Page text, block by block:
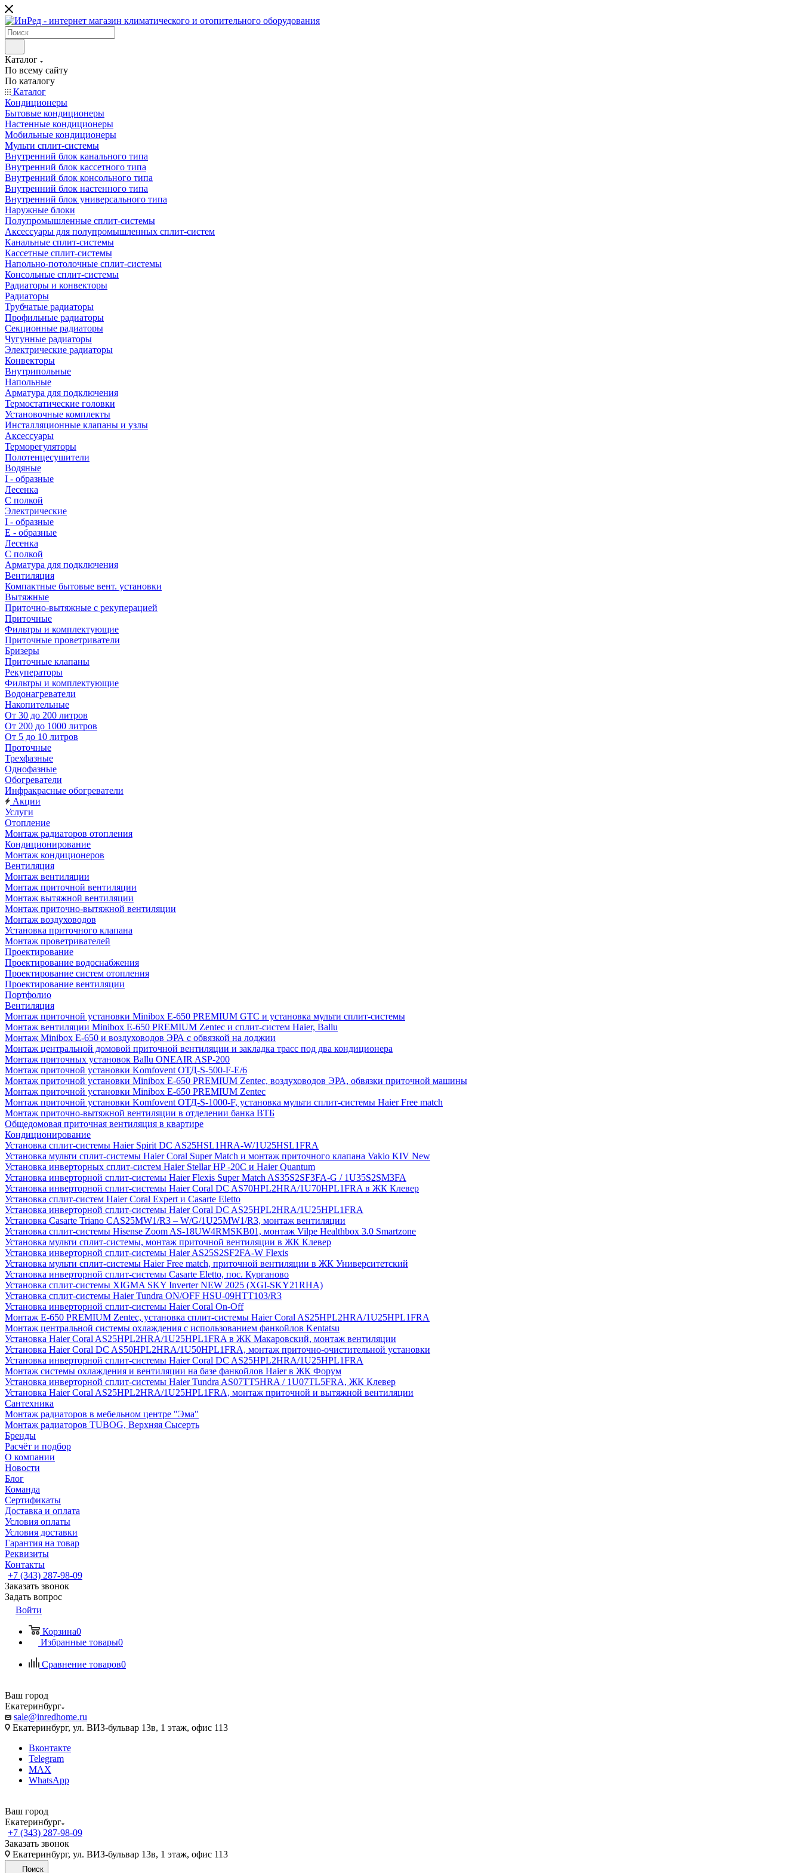
Каталог
По всему сайту
По каталогу
Каталог
Кондиционеры
Бытовые кондиционеры
Настенные кондиционеры
Мобильные кондиционеры
Мульти сплит-системы
Внутренний блок канального типа
Внутренний блок кассетного типа
Внутренний блок консольного типа
Внутренний блок настенного типа
Внутренний блок универсального типа
Наружные блоки
Полупромышленные сплит-системы
Аксессуары для полупромышленных сплит-систем
Канальные сплит-системы
Кассетные сплит-системы
Напольно-потолочные сплит-системы
Консольные сплит-системы
Радиаторы и конвекторы
Радиаторы
Трубчатые радиаторы
Профильные радиаторы
Секционные радиаторы
Чугунные радиаторы
Электрические радиаторы
Конвекторы
Внутрипольные
Напольные
Арматура для подключения
Термостатические головки
Установочные комплекты
Инсталляционные клапаны и узлы
Аксессуары
Терморегуляторы
Полотенцесушители
Водяные
I - образные
Лесенка
С полкой
Электрические
I - образные
E - образные
Лесенка
С полкой
Арматура для подключения
Вентиляция
Компактные бытовые вент. установки
Вытяжные
Приточно-вытяжные с рекуперацией
Приточные
Фильтры и комплектующие
Приточные проветриватели
Бризеры
Приточные клапаны
Рекуператоры
Фильтры и комплектующие
Водонагреватели
Накопительные
От 30 до 200 литров
От 200 до 1000 литров
От 5 до 10 литров
Проточные
Трехфазные
Однофазные
Обогреватели
Инфракрасные обогреватели
Акции
Услуги
Отопление
Монтаж радиаторов отопления
Кондиционирование
Монтаж кондиционеров
Вентиляция
Монтаж вентиляции
Монтаж приточной вентиляции
Монтаж вытяжной вентиляции
Монтаж приточно-вытяжной вентиляции
Монтаж воздуховодов
Установка приточного клапана
Монтаж проветривателей
Проектирование
Проектирование водоснабжения
Проектирование систем отопления
Проектирование вентиляции
Портфолио
Вентиляция
Монтаж приточной установки Minibox E-650 PREMIUM GTC и установка мульти сплит-системы
Монтаж вентиляции Minibox E-650 PREMIUM Zentec и сплит-систем Haier, Ballu
Монтаж Minibox E-650 и воздуховодов ЭРА с обвязкой на лоджии
Монтаж центральной домовой приточной вентиляции и закладка трасс под два кондиционера
Монтаж приточных установок Ballu ONEAIR ASP-200
Монтаж приточной установки Komfovent ОТД-S-500-F-E/6
Монтаж приточной установки Minibox E-650 PREMIUM Zentec, воздуховодов ЭРА, обвязки приточной машины
Монтаж приточной установки Minibox E-650 PREMIUM Zentec
Монтаж приточной установки Komfovent ОТД-S-1000-F, установка мульти сплит-системы Haier Free match
Монтаж приточно-вытяжной вентиляции в отделении банка ВТБ
Общедомовая приточная вентиляция в квартире
Кондиционирование
Установка сплит-системы Haier Spirit DC AS25HSL1HRA-W/1U25HSL1FRA
Установка мульти сплит-системы Haier Coral Super Match и монтаж приточного клапана Vakio KIV New
Установка инверторных сплит-систем Haier Stellar HP -20С и Haier Quantum
Установка инверторной сплит-системы Haier Flexis Super Match AS35S2SF3FA-G / 1U35S2SM3FA
Установка инверторной сплит-системы Haier Coral DC AS70HPL2HRA/1U70HPL1FRA в ЖК Клевер
Установка сплит-систем Haier Coral Expert и Casarte Eletto
Установка инверторной сплит-системы Haier Coral DC AS25HPL2HRA/1U25HPL1FRA
Установка Casarte Triano CAS25MW1/R3 – W/G/1U25MW1/R3, монтаж вентиляции
Установка сплит-системы Hisense Zoom AS-18UW4RMSKB01, монтаж Vilpe Healthbox 3.0 Smartzone
Установка мульти сплит-системы, монтаж приточной вентиляции в ЖК Клевер
Установка инверторной сплит-системы Haier AS25S2SF2FA-W Flexis
Установка мульти сплит-системы Haier Free match, приточной вентиляции в ЖК Университетский
Установка инверторной сплит-системы Casarte Eletto, пос. Курганово
Установка сплит-системы XIGMA SKY Inverter NEW 2025 (XGI-SKY21RHA)
Установка сплит-системы Haier Tundra ON/OFF HSU-09HTT103/R3
Установка инверторной сплит-системы Haier Coral On-Off
Монтаж E-650 PREMIUM Zentec, установка сплит-системы Haier Coral AS25HPL2HRA/1U25HPL1FRA
Монтаж центральной системы охлаждения с использованием фанкойлов Kentatsu
Установка Haier Coral AS25HPL2HRA/1U25HPL1FRA в ЖК Макаровский, монтаж вентиляции
Установка Haier Coral DC AS50HPL2HRA/1U50HPL1FRA, монтаж приточно-очистительной установки
Установка инверторной сплит-системы Haier Coral DC AS25HPL2HRA/1U25HPL1FRA
Монтаж системы охлаждения и вентиляции на базе фанкойлов Haier в ЖК Форум
Установка инверторной сплит-системы Haier Tundra AS07TT5HRA / 1U07TL5FRA, ЖК Клевер
Установка Haier Coral AS25HPL2HRA/1U25HPL1FRA, монтаж приточной и вытяжной вентиляции
Сантехника
Монтаж радиаторов в мебельном центре "Эма"
Монтаж радиаторов TUBOG, Верхняя Сысерть
Бренды
Расчёт и подбор
О компании
Новости
Блог
Команда
Сертификаты
Доставка и оплата
Условия оплаты
Условия доставки
Гарантия на товар
Реквизиты
Контакты
+7 (343) 287-98-09
Заказать звонок
Задать вопрос
Войти
Корзина0
Избранные товары0
Сравнение товаров0
Ваш город
Екатеринбург
sale@inredhome.ru
Екатеринбург, ул. ВИЗ-бульвар 13в, 1 этаж, офис 113
Вконтакте
Telegram
MAX
WhatsApp
Ваш город
Екатеринбург
+7 (343) 287-98-09
Заказать звонок
Екатеринбург, ул. ВИЗ-бульвар 13в, 1 этаж, офис 113
Поиск